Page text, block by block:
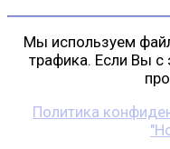
Мы используем
трафика. Если Вы с
Политика